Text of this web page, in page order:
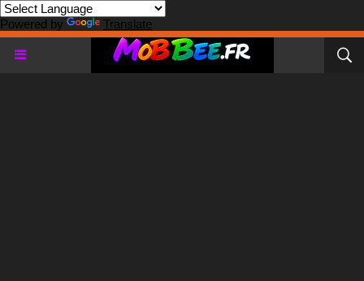
Powered by Translate